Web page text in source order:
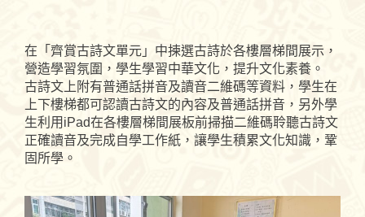
在「齊賞古詩文單元」中揀選古詩於各樓層梯間展示，
營造學習氛圍，學生學習中華文化，提升文化素養。
古詩文上附有普通話拼音及讀音二維碼等資料，學生在
上下樓梯都可認讀古詩文的內容及普通話拼音，另外學
生利用iPad在各樓層梯間展板前掃描二維碼聆聽古詩文
正確讀音及完成自學工作紙，讓學生積累文化知識，鞏
固所學。